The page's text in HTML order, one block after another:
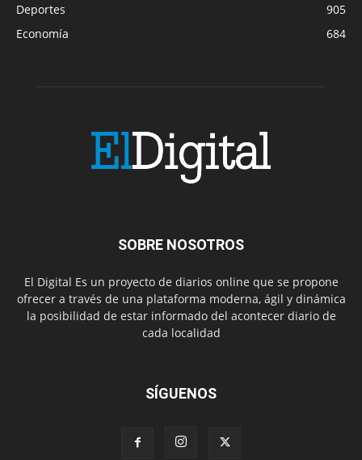
Deportes
905
Economía
684
SOBRE NOSOTROS
El Digital Es un proyecto de diarios online que se propone
ofrecer a través de una plataforma moderna, ágil y dinámica
la posibilidad de estar informado del acontecer diario de
cada localidad
SÍGUENOS